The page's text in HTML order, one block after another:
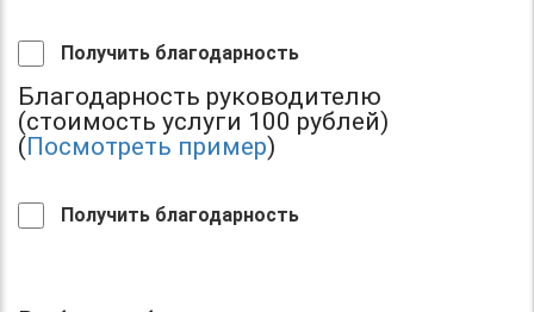
Получить благодарность
Благодарность руководителю
(стоимость услуги 100 рублей)
(Посмотреть пример)
Получить благодарность